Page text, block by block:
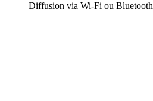
Diffusion via Wi-Fi ou Bluetooth